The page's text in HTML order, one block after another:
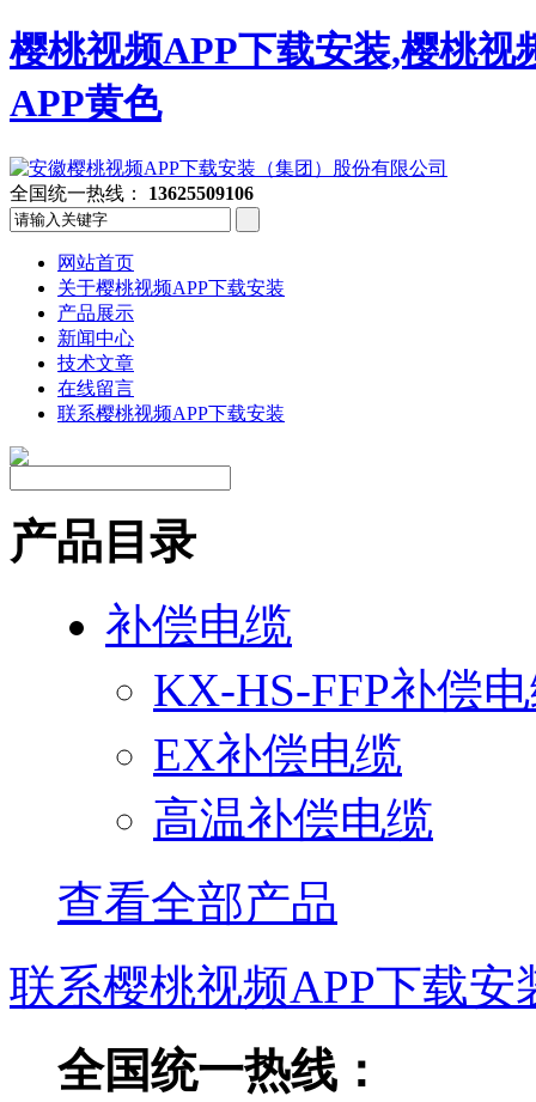
樱桃视频APP下载安装,樱桃
APP黄色
全国统一热线： 13625509106
网站首页
关于樱桃视频APP下载安装
产品展示
新闻中心
技术文章
在线留言
联系樱桃视频APP下载安装
产品目录
补偿电缆
KX-HS-FFP补偿
EX补偿电缆
高温补偿电缆
查看全部产品
联系樱桃视频APP下载安
全国统一热线：